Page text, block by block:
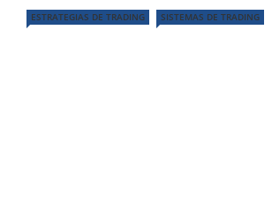
ESTRATEGIAS DE TRADING SISTEMAS DE TRADING